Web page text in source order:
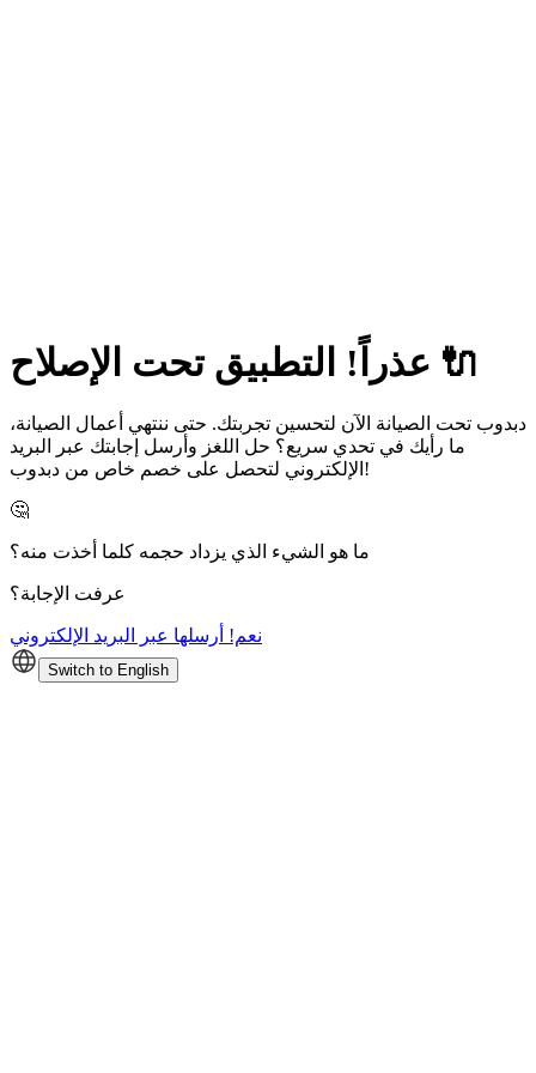
عذراً! التطبيق تحت الإصلاح 🔌
دبدوب تحت الصيانة الآن لتحسين تجربتك. حتى ننتهي أعمال الصيانة،
ما رأيك في تحدي سريع؟ حل اللغز وأرسل إجابتك عبر البريد
الإلكتروني لتحصل على خصم خاص من دبدوب!
🤔
ما هو الشيء الذي يزداد حجمه كلما أخذت منه؟
عرفت الإجابة؟
نعم! أرسلها عبر البريد الإلكتروني
Switch to English